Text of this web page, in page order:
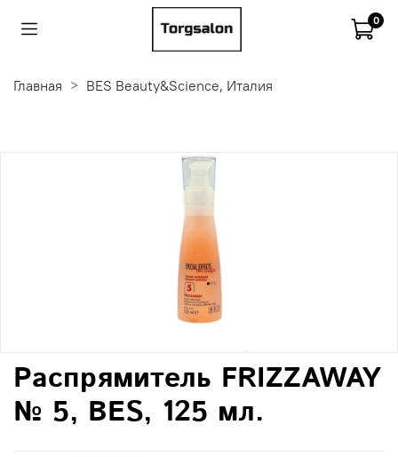
0
Главная BES Beauty&Science, Италия
Распрямитель FRIZZAWAY
№ 5, BES, 125 мл.